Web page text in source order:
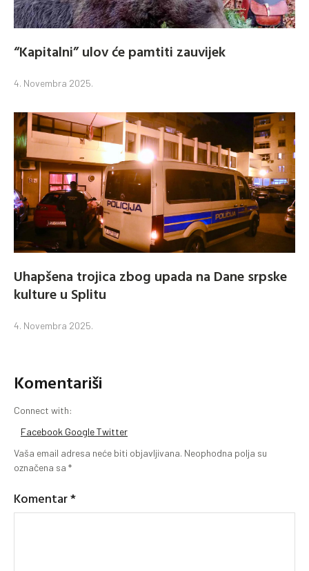
“Kapitalni” ulov će pamtiti zauvijek
4. Novembra 2025.
Uhapšena trojica zbog upada na Dane srpske
kulture u Splitu
4. Novembra 2025.
Komentariši
Connect with:
Facebook GoogleTwitter
Vaša email adresa neće biti objavljivana. Neophodna polja su
označena sa *
Komentar*